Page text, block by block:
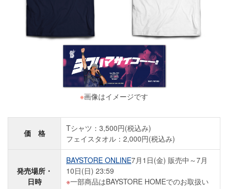
※画像はイメージです
価 格
Tシャツ：3,500円(税込み)
フェイスタオル：2,000円(税込み)
発売場所・
日時
BAYSTORE ONLINE7月1日(金) 販売中～7月
10日(日) 23:59
一部商品はBAYSTORE HOMEでのお取扱い